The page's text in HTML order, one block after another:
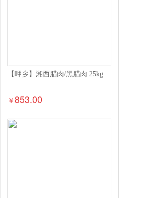
【呷乡】湘西腊肉/黑腊肉 25kg
￥853.00